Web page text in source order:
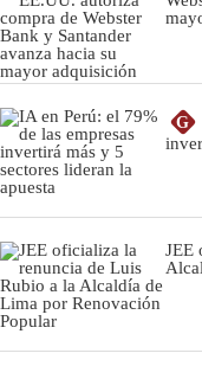
G
JEE